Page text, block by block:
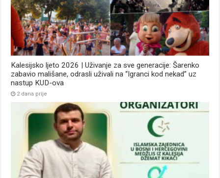
Kalesijsko ljeto 2026 | Uživanje za sve generacije: Šarenko
zabavio mališane, odrasli uživali na “Igranci kod nekad” uz
nastup KUD-ova
2 dana prije